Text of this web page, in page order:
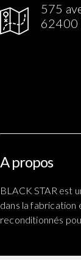
575
62400
A propos
BLACK STAR est
dans la fabrication
reconditionnés